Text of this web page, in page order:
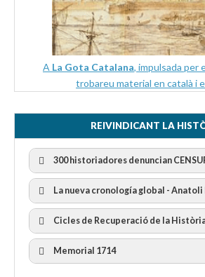
A La Gota Catalana, impulsada per
trobareu material en català i
REIVINDICANT LA
300 historiadores denuncian
300 Historiadors denuncien al “Gobierno
censura
La nueva cronología global - Anatoli
Cicles de Recuperació de la
I Cicle Història i Censura
II Cicle Història i Censura
Memorial 1714